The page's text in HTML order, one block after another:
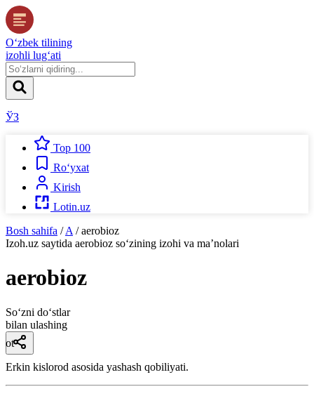
O‘zbek tilining
izohli lug‘ati
ЎЗ
Top 100
Ro‘yxat
Kirish
Lotin.uz
Bosh sahifa / A / aerobioz
Izoh.uz saytida aerobioz so‘zining izohi va ma’nolari
aerobioz
So‘zni do‘stlar
bilan ulashing
ot
Erkin kislorod asosida yashash qobiliyati.